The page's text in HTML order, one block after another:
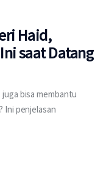
Haid,
saat Datang
bisa membantu
Ini penjelasan